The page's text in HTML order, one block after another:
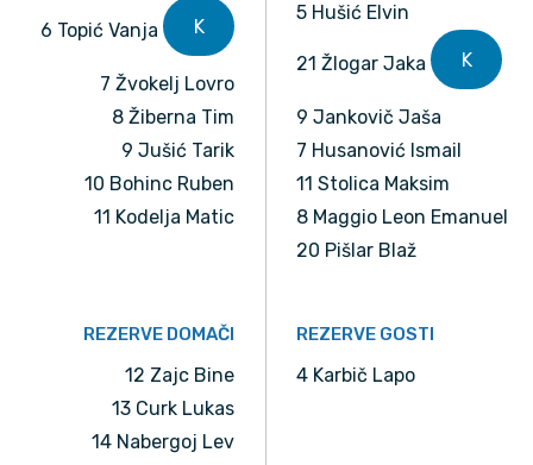
6 Topić Vanja K
7 Žvokelj Lovro
8 Žiberna Tim
9 Jušić Tarik
10 Bohinc Ruben
11 Kodelja Matic
5 Hušić Elvin
21 Žlogar Jaka K
9 Jankovič Jaša
7 Husanović Ismail
11 Stolica Maksim
8 Maggio Leon Emanuel
20 Pišlar Blaž
REZERVE DOMAČI
12 Zajc Bine
13 Curk Lukas
14 Nabergoj Lev
REZERVE GOSTI
4 Karbič Lapo